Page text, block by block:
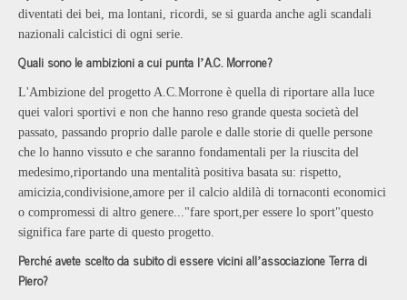
diventati dei bei, ma lontani, ricordi, se si guarda anche agli scandali
nazionali calcistici di ogni serie.
Quali sono le ambizioni a cui punta l’A.C. Morrone?
L'Ambizione del progetto A.C.Morrone è quella di riportare alla luce
quei valori sportivi e non che hanno reso grande questa società del
passato, passando proprio dalle parole e dalle storie di quelle persone
che lo hanno vissuto e che saranno fondamentali per la riuscita del
medesimo,riportando una mentalità positiva basata su: rispetto,
amicizia,condivisione,amore per il calcio aldilà di tornaconti economici
o compromessi di altro genere..."fare sport,per essere lo sport"questo
significa fare parte di questo progetto.
Perché avete scelto da subito di essere vicini all’associazione Terra di
Piero?